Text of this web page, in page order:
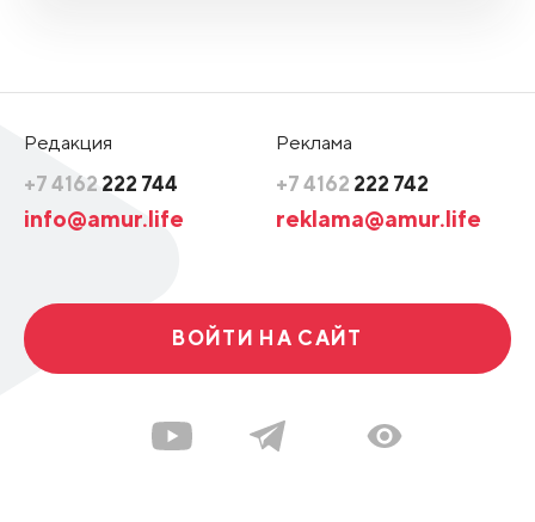
Редакция
+7 4162 222 744
info@amur.life
Реклама
+7 4162 222 742
reklama@amur.life
ВОЙТИ НА САЙТ